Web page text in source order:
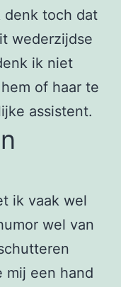
denk toch dat
wederzijdse
ik niet
of haar te
assistent.
ik vaak wel
wel van
mij een hand